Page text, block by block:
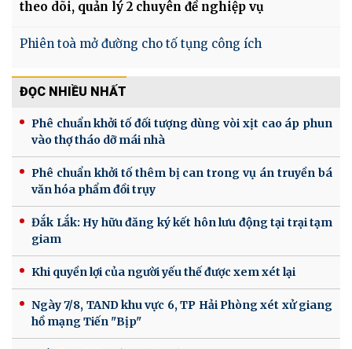
theo dõi, quản lý 2 chuyên đề nghiệp vụ
Phiên toà mở đường cho tố tụng công ích
ĐỌC NHIỀU NHẤT
Phê chuẩn khởi tố đối tượng dùng vòi xịt cao áp phun
vào thợ tháo dỡ mái nhà
Phê chuẩn khởi tố thêm bị can trong vụ án truyền bá
văn hóa phẩm đồi trụy
Đắk Lắk: Hy hữu đăng ký kết hôn lưu động tại trại tạm
giam
Khi quyền lợi của người yếu thế được xem xét lại
Ngày 7/8, TAND khu vực 6, TP Hải Phòng xét xử giang
hồ mạng Tiến "Bịp"